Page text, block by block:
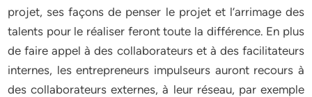
projet, ses façons de penser le projet et l’arrimage des
talents pour le réaliser feront toute la différence. En plus
de faire appel à des collaborateurs et à des facilitateurs
internes, les entrepreneurs impulseurs auront recours à
des collaborateurs externes, à leur réseau, par exemple